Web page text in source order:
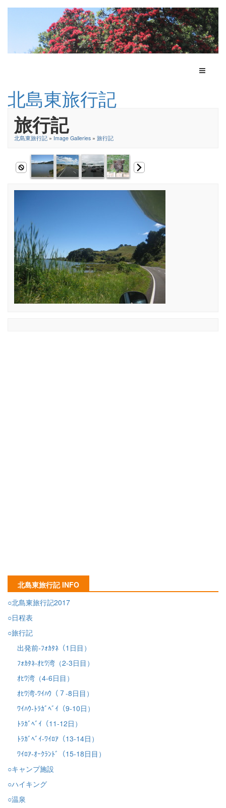
Toggle
北島東旅行記
旅行記
北島東旅行記 » Image Galleries » 旅行記
北島東旅行記 INFO
○北島東旅行記2017
○日程表
○旅行記
出発前-ﾌｫｶﾀﾈ（1日目）
ﾌｫｶﾀﾈ-ｵﾋﾜ湾（2-3日目）
ｵﾋﾜ湾（4-6日目）
ｵﾋﾜ湾-ﾜｲﾊｳ（７-8日目）
ﾜｲﾊｳ-ﾄﾗｶﾞﾍﾞｲ（9-10日）
ﾄﾗｶﾞﾍﾞｲ（11-12日）
ﾄﾗｶﾞﾍﾞｲ-ﾜｲﾛｱ（13-14日）
ﾜｲﾛｱ-ｵｰｸﾗﾝﾄﾞ（15-18日目）
○キャンプ施設
○ハイキング
○温泉